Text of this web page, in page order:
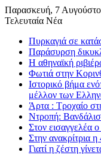
Παρασκευή, 7
Τελευταία Νέα
Πυρκαγιά σε
Παράσυρση
Η αθηναϊκή
Φωτιά στην
Ιστορικό βήμα
μέλλον των
Άρτα : Τροχαίο
Ντροπή:
Στον εισαγγελέα
Στην ανακρίτρια
Γιατί η ζέστη